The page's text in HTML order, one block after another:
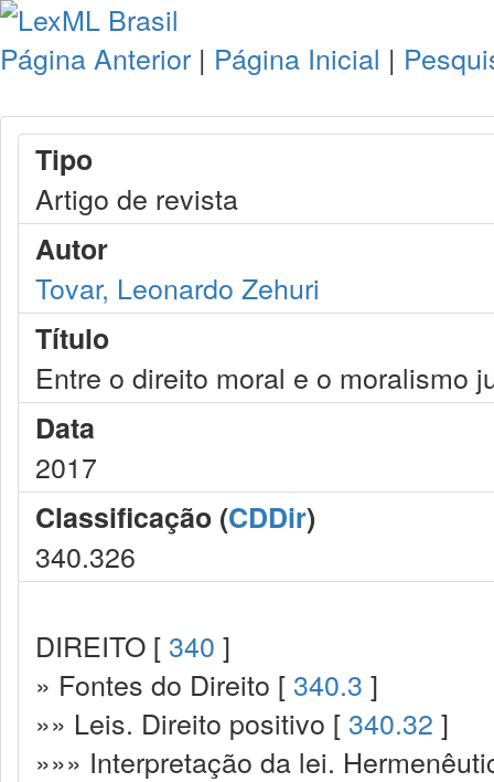
Página Anterior | Página Inicial |
Tipo
Artigo de revista
Autor
Tovar, Leonardo Zehuri
Título
Entre o direito moral e o moralismo
Data
2017
Classificação (CDDir)
340.326
DIREITO [ 340 ]
» Fontes do Direito [ 340.3 ]
»» Leis. Direito positivo [ 340.32 ]
»»» Interpretação da lei.